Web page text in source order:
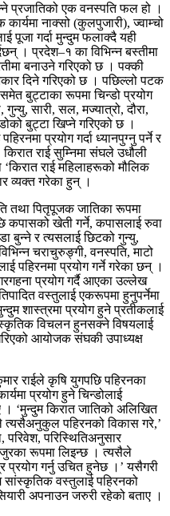
प्रजातिको एक वनस्पति फल हो ।
कार्यमा नाक्सो (कुलपुजारी), ज्वाम्चो
पूजा गर्दा मुन्दुम फलाक्दै यही
।प्रदेश–१ का विभिन्न बस्तीमा
बनाउने गरिएको छ । पक्की
दिने गरिएको छ ।पछिल्लो पटक
बुट्टाका रूपमा चिन्डो प्रयोग
सारी, सल, मज्यात्रो, दौरा,
बुट्टा खिप्ने गरिएको छ ।
प्रयोग गर्दा ध्यानपुग्नु पर्ने र
राई सुम्निमा संघले उधौली
राई महिलाहरूको मौलिक
व्यक्त गरेका हुन् ।
तथा पितृपूजक जातिका रूपमा
खेती गर्ने, कपासलाई रुवा
बुन्ने र त्यसलाई छिटको गुन्यु,
चराचुरुङ्गी, वनस्पति, माटो
पहिरनमा प्रयोग गर्ने गरेका छन् ।
प्रयोग गर्दै आएका उल्लेख
वस्तुलाई एकरूपमा हुनुपर्नेमा
शास्त्रमा प्रयोग हुने प्रतीकलाई
विचलन हुनसक्ने विषयलाई
आयोजक संघकी उपाध्यक्ष
राईले कृषि युगपछि पहिरनका
प्रयोग हुने चिन्डोलाई
। ‘मुन्दुम किरात जातिको अलिखित
त्यसैअनुकुल पहिरनको विकास गरे,’
परिस्थितिअनुसार
रूपमा लिइन्छ । त्यसैले
प्रयोग गर्नु उचित हुनेछ ।’ यसैगरी
सांस्कृतिक वस्तुलाई पहिरनको
अपनाउन जरुरी रहेको बताए ।